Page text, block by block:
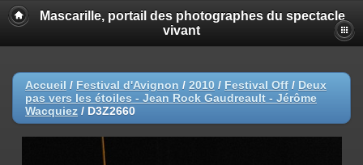
Mascarille, portail des photographes du spectacle
vivant
Accueil / Festival d'Avignon / 2010 / Festival Off / Deux
pas vers les étoiles - Jean Rock Gaudreault - Jérôme
Wacquiez / D3Z2660